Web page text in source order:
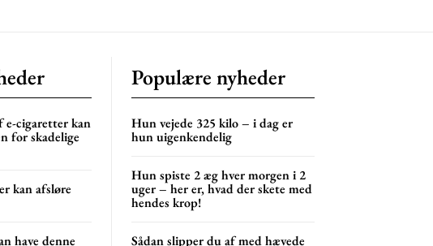
e-cigaretter kan
for skadelige
kan afsløre
have denne
Populære nyheder
Hun vejede 325 kilo – i dag er
hun uigenkendelig
Hun spiste 2 æg hver morgen i 2
uger – her er, hvad der skete med
hendes krop!
Sådan slipper du af med hævede